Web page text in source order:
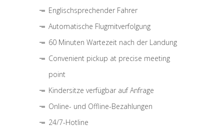
Englischsprechender Fahrer
Automatische Flugmitverfolgung
60 Minuten Wartezeit nach der Landung
Convenient pickup at precise meeting
point
Kindersitze verfügbar auf Anfrage
Online- und Offline-Bezahlungen
24/7-Hotline